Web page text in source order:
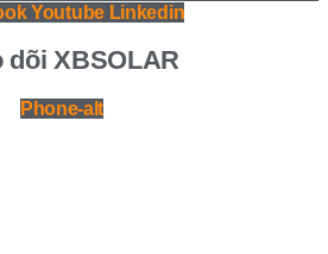
Youtube Linkedin
dõi XBSOLAR
Phone-alt